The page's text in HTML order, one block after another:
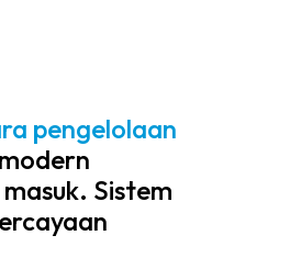
pengelolaan
Sistem